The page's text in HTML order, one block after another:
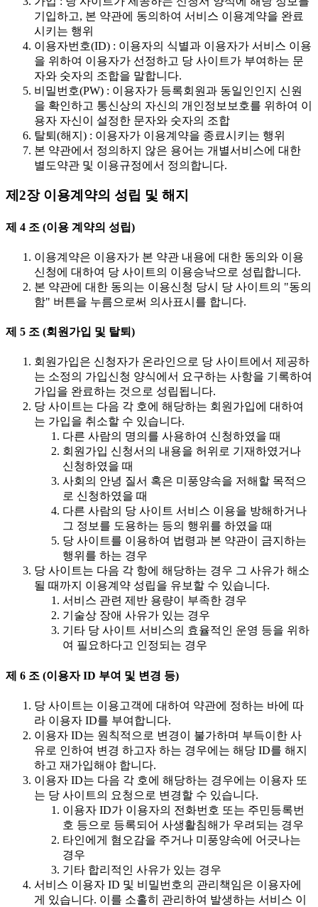
기입하고, 본 약관에 동의하여 서비스 이용계약을 완료
시키는 행위
이용자번호(ID) : 이용자의 식별과 이용자가 서비스 이용
을 위하여 이용자가 선정하고 당 사이트가 부여하는 문
자와 숫자의 조합을 말합니다.
비밀번호(PW) : 이용자가 등록회원과 동일인인지 신원
을 확인하고 통신상의 자신의 개인정보보호를 위하여 이
용자 자신이 설정한 문자와 숫자의 조합
탈퇴(해지) : 이용자가 이용계약을 종료시키는 행위
본 약관에서 정의하지 않은 용어는 개별서비스에 대한
별도약관 및 이용규정에서 정의합니다.
제2장 이용계약의 성립 및 해지
제 4 조 (이용 계약의 성립)
이용계약은 이용자가 본 약관 내용에 대한 동의와 이용
신청에 대하여 당 사이트의 이용승낙으로 성립합니다.
본 약관에 대한 동의는 이용신청 당시 당 사이트의 "동의
함" 버튼을 누름으로써 의사표시를 합니다.
제 5 조 (회원가입 및 탈퇴)
회원가입은 신청자가 온라인으로 당 사이트에서 제공하
는 소정의 가입신청 양식에서 요구하는 사항을 기록하여
가입을 완료하는 것으로 성립됩니다.
당 사이트는 다음 각 호에 해당하는 회원가입에 대하여
는 가입을 취소할 수 있습니다.
다른 사람의 명의를 사용하여 신청하였을 때
회원가입 신청서의 내용을 허위로 기재하였거나
신청하였을 때
사회의 안녕 질서 혹은 미풍양속을 저해할 목적으
로 신청하였을 때
다른 사람의 당 사이트 서비스 이용을 방해하거나
그 정보를 도용하는 등의 행위를 하였을 때
당 사이트를 이용하여 법령과 본 약관이 금지하는
행위를 하는 경우
당 사이트는 다음 각 항에 해당하는 경우 그 사유가 해소
될 때까지 이용계약 성립을 유보할 수 있습니다.
서비스 관련 제반 용량이 부족한 경우
기술상 장애 사유가 있는 경우
기타 당 사이트 서비스의 효율적인 운영 등을 위하
여 필요하다고 인정되는 경우
제 6 조 (이용자 ID 부여 및 변경 등)
당 사이트는 이용고객에 대하여 약관에 정하는 바에 따
라 이용자 ID를 부여합니다.
이용자 ID는 원칙적으로 변경이 불가하며 부득이한 사
유로 인하여 변경 하고자 하는 경우에는 해당 ID를 해지
하고 재가입해야 합니다.
이용자 ID는 다음 각 호에 해당하는 경우에는 이용자 또
는 당 사이트의 요청으로 변경할 수 있습니다.
이용자 ID가 이용자의 전화번호 또는 주민등록번
호 등으로 등록되어 사생활침해가 우려되는 경우
타인에게 혐오감을 주거나 미풍양속에 어긋나는
경우
기타 합리적인 사유가 있는 경우
서비스 이용자 ID 및 비밀번호의 관리책임은 이용자에
게 있습니다. 이를 소홀히 관리하여 발생하는 서비스 이